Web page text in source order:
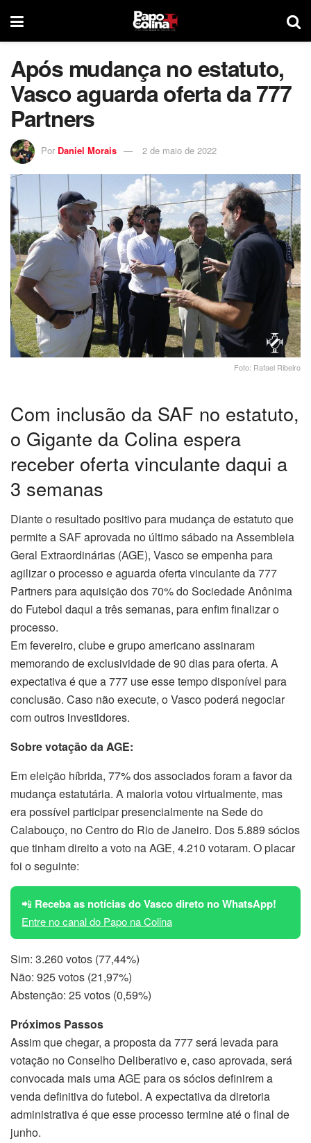
Após mudança no estatuto,
Vasco aguarda oferta da 777
Partners
Por Daniel Morais 2 de maio de 2022
Foto: Rafael Ribeiro
Com inclusão da SAF no estatuto,
o Gigante da Colina espera
receber oferta vinculante daqui a
3 semanas
Diante o resultado positivo para mudança de estatuto que
permite a SAF aprovada no último sábado na Assembleia
Geral Extraordinárias (AGE), Vasco se empenha para
agilizar o processo e aguarda oferta vinculante da 777
Partners para aquisição dos 70% do Sociedade Anônima
do Futebol daqui a três semanas, para enfim finalizar o
processo.
Em fevereiro, clube e grupo americano assinaram
memorando de exclusividade de 90 dias para oferta. A
expectativa é que a 777 use esse tempo disponível para
conclusão. Caso não execute, o Vasco poderá negociar
com outros investidores.
Sobre votação da AGE:
Em eleição híbrida, 77% dos associados foram a favor da
mudança estatutária. A maioria votou virtualmente, mas
era possível participar presencialmente na Sede do
Calabouço, no Centro do Rio de Janeiro. Dos 5.889 sócios
que tinham direito a voto na AGE, 4.210 votaram. O placar
foi o seguinte:
📲 Receba as notícias do Vasco direto no WhatsApp!
Entre no canal do Papo na Colina
Sim: 3.260 votos (77,44%)
Não: 925 votos (21,97%)
Abstenção: 25 votos (0,59%)
Próximos Passos
Assim que chegar, a proposta da 777 será levada para
votação no Conselho Deliberativo e, caso aprovada, será
convocada mais uma AGE para os sócios definirem a
venda definitiva do futebol. A expectativa da diretoria
administrativa é que esse processo termine até o final de
junho.